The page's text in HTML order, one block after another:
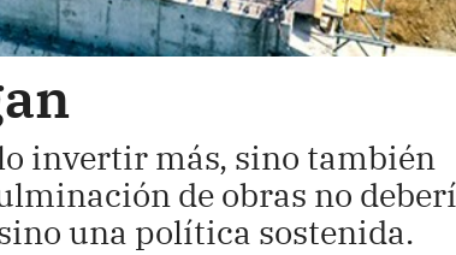
invertir más, sino también
de obras no
una política sostenida.